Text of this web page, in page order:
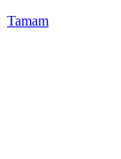
Tamam